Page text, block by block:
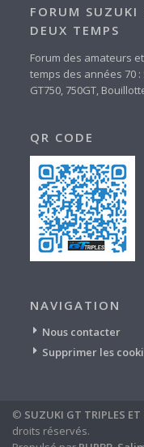
FORUM SUZUKI
DEUX TEMPS
Forum des amateurs
temps des années 70 :
GT750, 750GT,
QR CODE
NAVIGATION
Nous contacter
Supprimer les
© SUZUKI GT TRIPLES
droits réservés.